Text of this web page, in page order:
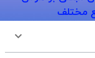
مختلف